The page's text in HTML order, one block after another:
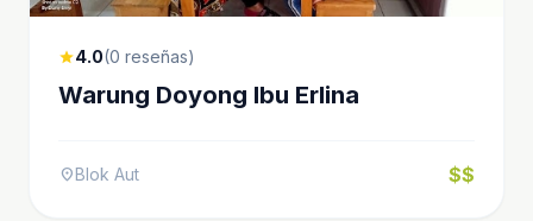
star4.0(0 reseñas)
Warung Doyong Ibu Erlina
location_onBlok Aut $$